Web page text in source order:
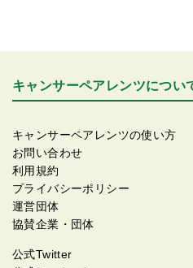
キャンサーペアレンツについ
キャンサーペアレンツの使い方
お問い合わせ
利用規約
プライバシーポリシー
運営団体
協賛企業・団体
公式Twitter